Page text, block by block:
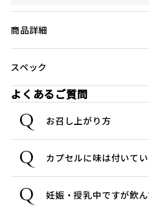
商品詳細
スペック
よくあるご質問
Q お召し上がり方
Q カプセルに味は付いて
Q 妊娠・授乳中ですが飲